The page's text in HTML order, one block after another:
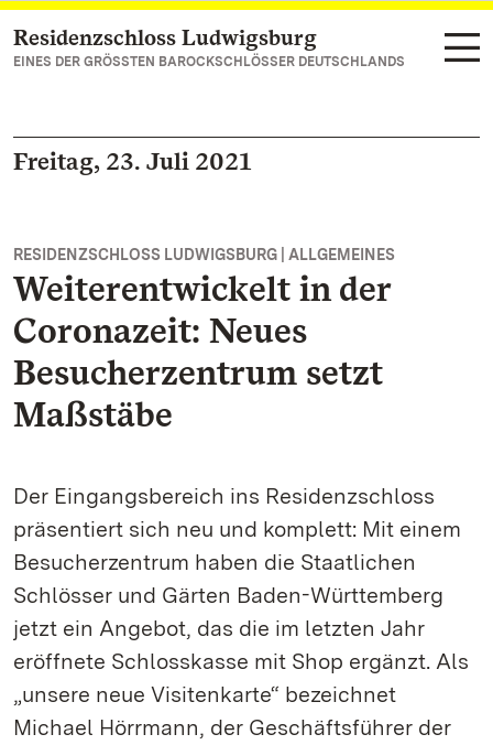
Zum Hauptinhalt springen
Residenzschloss Ludwigsburg
EINES DER GRÖSSTEN BAROCKSCHLÖSSER DEUTSCHLANDS
Freitag, 23. Juli 2021
RESIDENZSCHLOSS LUDWIGSBURG | ALLGEMEINES
Weiterentwickelt in der
Coronazeit: Neues
Besucherzentrum setzt
Maßstäbe
Der Eingangsbereich ins Residenzschloss
präsentiert sich neu und komplett: Mit einem
Besucherzentrum haben die Staatlichen
Schlösser und Gärten Baden-Württemberg
jetzt ein Angebot, das die im letzten Jahr
eröffnete Schlosskasse mit Shop ergänzt. Als
„unsere neue Visitenkarte“ bezeichnet
Michael Hörrmann, der Geschäftsführer der